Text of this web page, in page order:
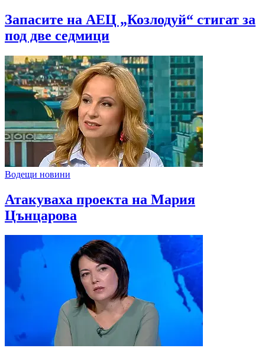
Запасите на АЕЦ „Козлодуй“ стигат за
под две седмици
Водещи новини
Атакуваха проекта на Мария
Цънцарова